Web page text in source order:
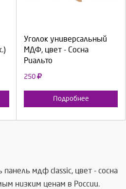
Уголок универсальный
МДФ, цвет - Сосна
Риальто
250
Подробнее
мдф classic, цвет - сосна
низким ценам в России.